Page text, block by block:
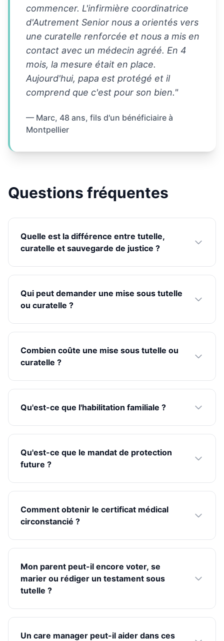
commencer. L'infirmière coordinatrice
d'Autrement Senior nous a orientés vers
une curatelle renforcée et nous a mis en
contact avec un médecin agréé. En 4
mois, la mesure était en place.
Aujourd'hui, papa est protégé et il
comprend que c'est pour son bien."
— Marc, 48 ans, fils d'un bénéficiaire à
Montpellier
Questions fréquentes
Quelle est la différence entre tutelle,
curatelle et sauvegarde de justice ?
Qui peut demander une mise sous tutelle
ou curatelle ?
Combien coûte une mise sous tutelle ou
curatelle ?
Qu'est-ce que l'habilitation familiale ?
Qu'est-ce que le mandat de protection
future ?
Comment obtenir le certificat médical
circonstancié ?
Mon parent peut-il encore voter, se
marier ou rédiger un testament sous
tutelle ?
Un care manager peut-il aider dans ces